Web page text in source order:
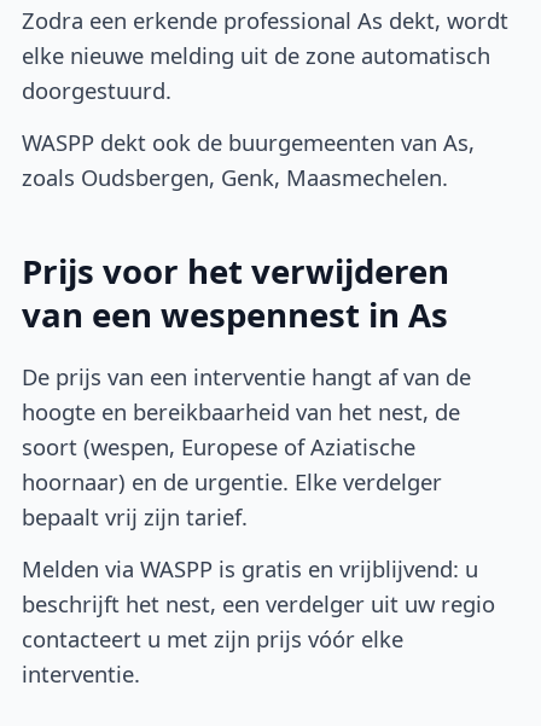
Zodra een erkende professional As dekt, wordt
elke nieuwe melding uit de zone automatisch
doorgestuurd.
WASPP dekt ook de buurgemeenten van As,
zoals Oudsbergen, Genk, Maasmechelen.
Prijs voor het verwijderen
van een wespennest in As
De prijs van een interventie hangt af van de
hoogte en bereikbaarheid van het nest, de
soort (wespen, Europese of Aziatische
hoornaar) en de urgentie. Elke verdelger
bepaalt vrij zijn tarief.
Melden via WASPP is gratis en vrijblijvend: u
beschrijft het nest, een verdelger uit uw regio
contacteert u met zijn prijs vóór elke
interventie.